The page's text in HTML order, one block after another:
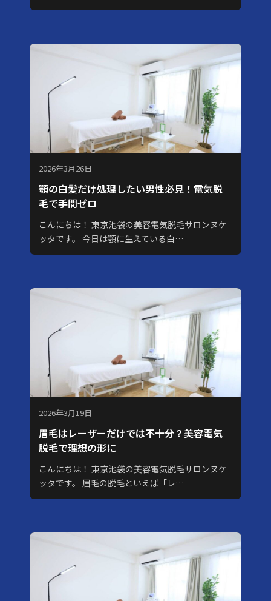
2026年3月26日
顎の白髪だけ処理したい男性必見！電気脱
毛で手間ゼロ
こんにちは！ 東京池袋の美容電気脱毛サロンヌケ
ッタです。 今日は顎に生えている白…
2026年3月19日
眉毛はレーザーだけでは不十分？美容電気
脱毛で理想の形に
こんにちは！ 東京池袋の美容電気脱毛サロンヌケ
ッタです。 眉毛の脱毛といえば「レ…